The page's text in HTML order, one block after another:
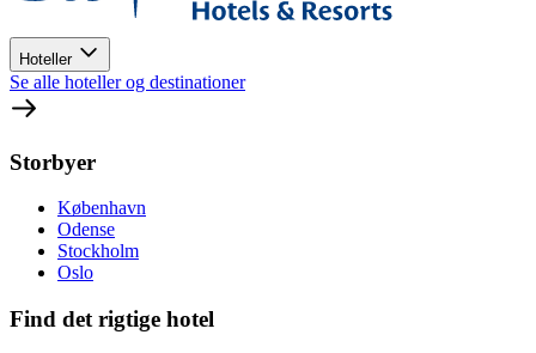
Hoteller
Se alle hoteller og destinationer
Storbyer
København
Odense
Stockholm
Oslo
Find det rigtige hotel